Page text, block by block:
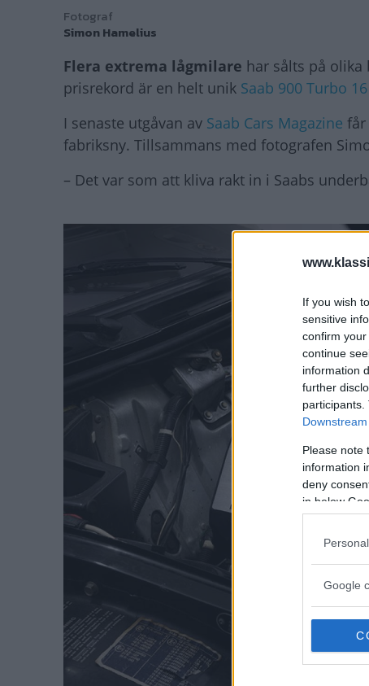
If you wish
sensitive
confirm
continue
information
further
Please note
information
deny
in below
Google
Fotograf
Simon Hamelius
Flera extrema lågmilare har sålts på
prisrekord är en helt unik Saab 900 Turbo
I senaste utgåvan av Saab Cars Magazine får
fabriksny. Tillsammans med fotografen
– Det var som att kliva rakt in i Saabs